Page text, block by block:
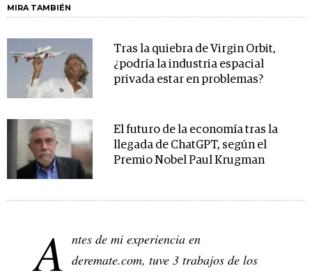
MIRA TAMBIÉN
Tras la quiebra de Virgin Orbit,
¿podría la industria espacial
privada estar en problemas?
El futuro de la economía tras la
llegada de ChatGPT, según el
Premio Nobel Paul Krugman
A ntes de mi experiencia en
deremate.com, tuve 3 trabajos de los